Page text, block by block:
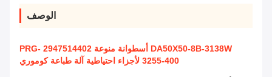
الوصف
DA50X50-8B-3138W أسطوانة منوعة 2947514402 PRG-
3255-400 لأجزاء احتياطية آلة طباعة كوموري